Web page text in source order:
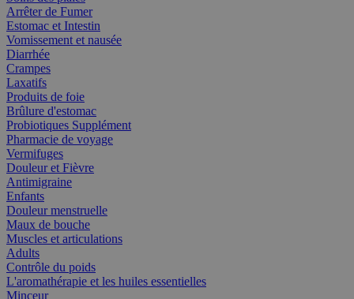
Arrêter de Fumer
Estomac et Intestin
Vomissement et nausée
Diarrhée
Crampes
Laxatifs
Produits de foie
Brûlure d'estomac
Probiotiques Supplément
Pharmacie de voyage
Vermifuges
Douleur et Fièvre
Antimigraine
Enfants
Douleur menstruelle
Maux de bouche
Muscles et articulations
Adults
Contrôle du poids
L'aromathérapie et les huiles essentielles
Minceur